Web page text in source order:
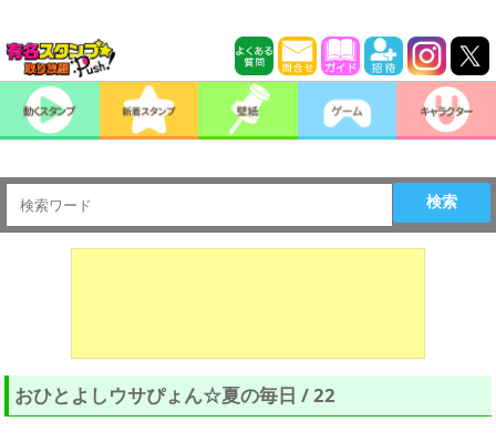
検索
おひとよしウサぴょん☆夏の毎日 / 22